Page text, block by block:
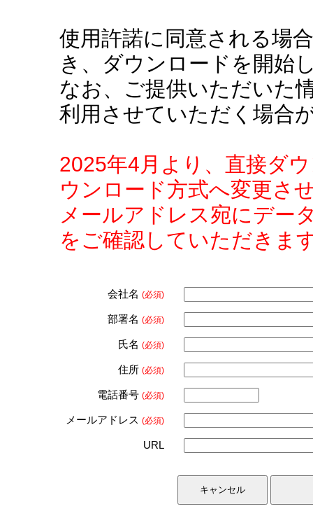
使用許諾に同意される場
き、ダウンロードを開始
なお、ご提供いただいた
利用させていただく場合
2025年4月より、直接ダ
ウンロード方式へ変更さ
メールアドレス宛にデー
をご確認していただきま
会社名 (必須)
部署名 (必須)
氏名 (必須)
住所 (必須)
電話番号 (必須)
メールアドレス (必須)
URL